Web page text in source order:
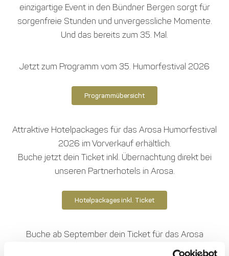
einzigartige Event in den Bündner Bergen sorgt für
sorgenfreie Stunden und unvergessliche Momente.
Und das bereits zum 35. Mal.
Jetzt zum Programm vom 35. Humorfestival 2026
Programmübersicht
Attraktive Hotelpackages für das Arosa Humorfestival
2026 im Vorverkauf erhältlich.
Buche jetzt dein Ticket inkl. Übernachtung direkt bei
unseren Partnerhotels in Arosa.
Hotelpackages inkl. Ticket
Buche ab September dein Ticket für das Arosa
Humorfestival 2026 (ohne Hotelübernachtung).